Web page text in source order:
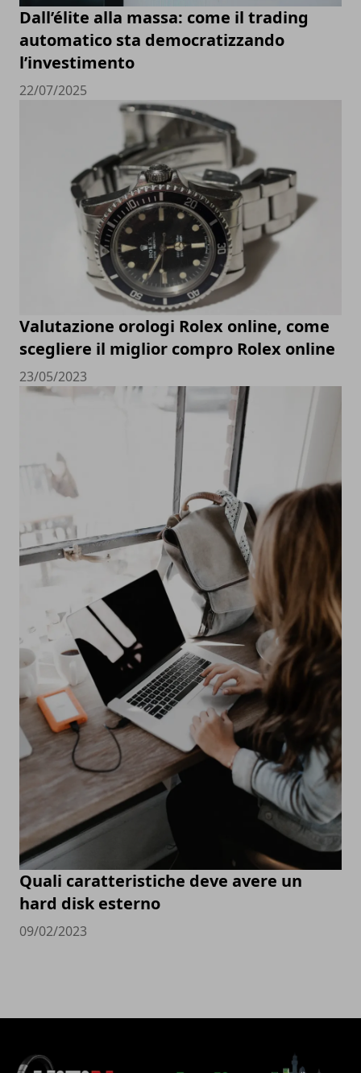
Dall’élite alla massa: come il trading
automatico sta democratizzando
l’investimento
22/07/2025
Valutazione orologi Rolex online, come
scegliere il miglior compro Rolex online
23/05/2023
Quali caratteristiche deve avere un
hard disk esterno
09/02/2023